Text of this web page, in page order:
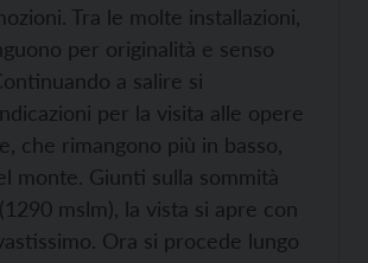
Tra le molte installazioni,
per originalità e senso
a salire si
per la visita alle opere
che rimangono più in basso,
monte. Giunti sulla sommità
mslm), la vista si apre con
Ora si procede lungo